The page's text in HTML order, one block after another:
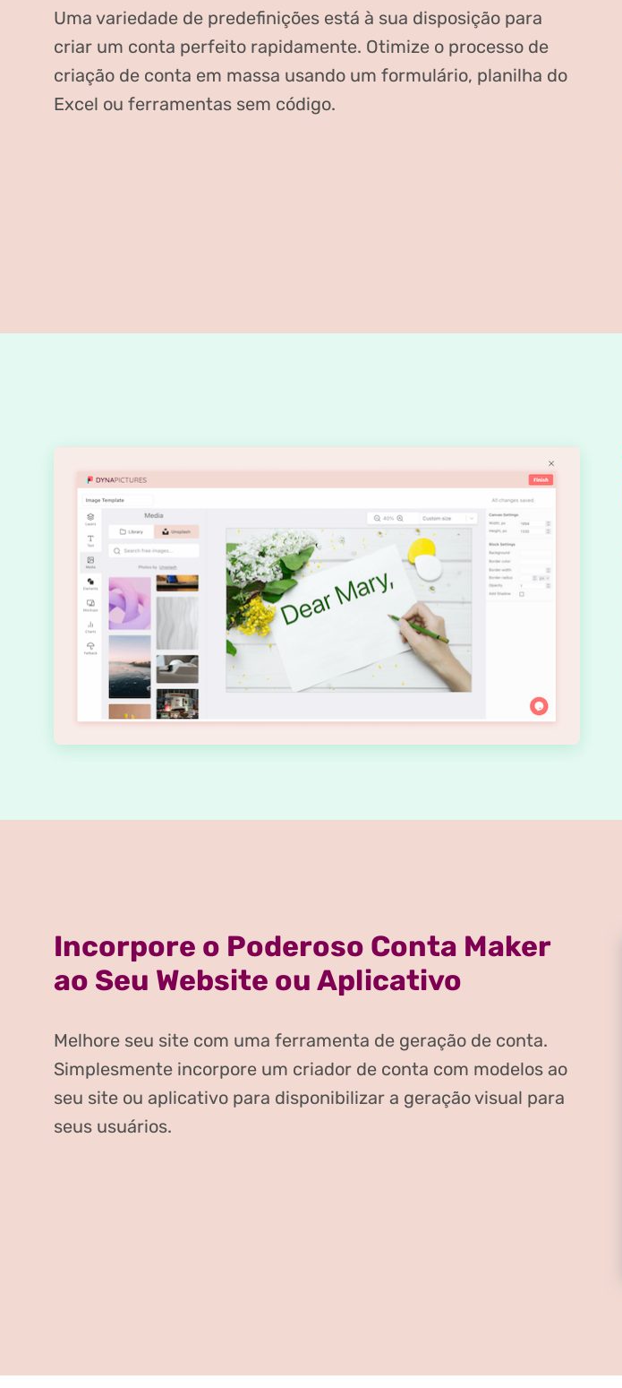
Uma variedade de predefinições está à sua disposição para
criar um conta perfeito rapidamente. Otimize o processo de
criação de conta em massa usando um formulário, planilha do
Excel ou ferramentas sem código.
Incorpore o Poderoso Conta Maker
ao Seu Website ou Aplicativo
Melhore seu site com uma ferramenta de geração de conta.
Simplesmente incorpore um criador de conta com modelos ao
seu site ou aplicativo para disponibilizar a geração visual para
seus usuários.